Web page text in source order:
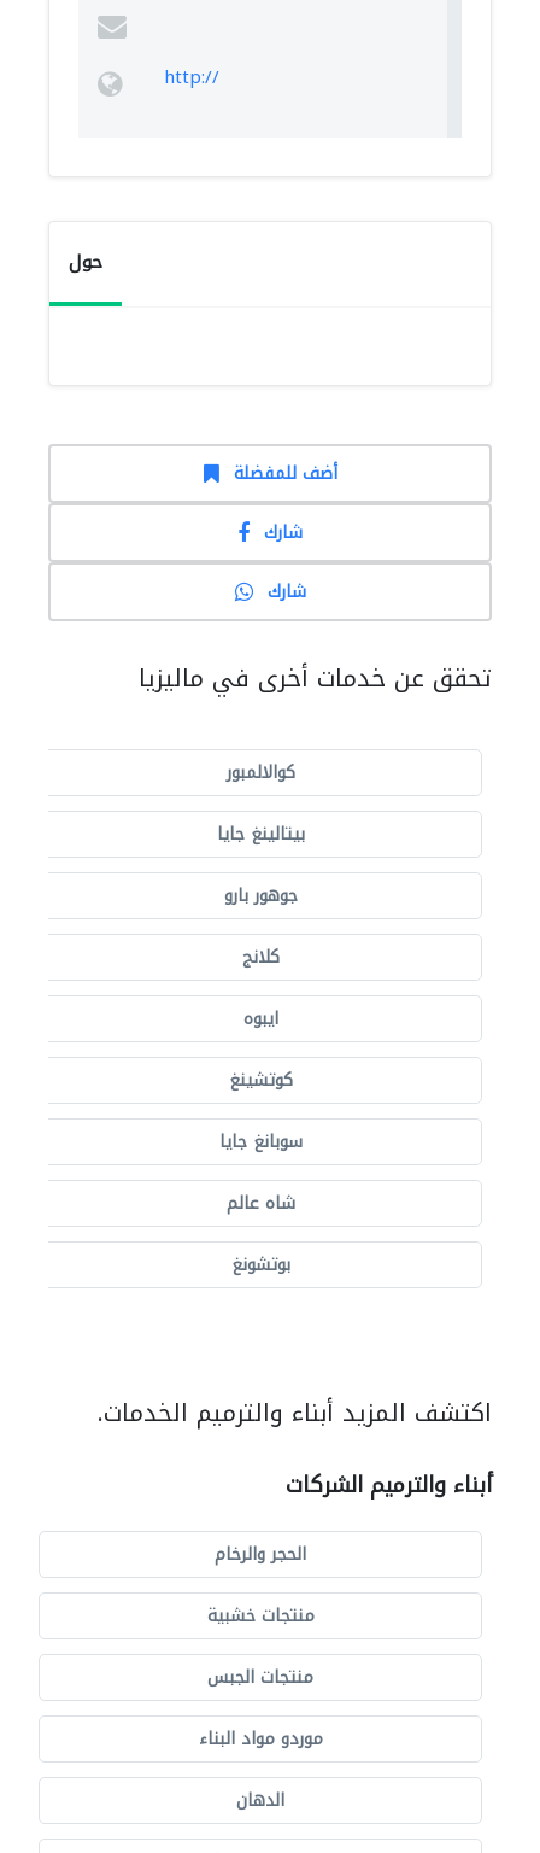
http://
حول
أضف للمفضلة
شارك
شارك
تحقق عن خدمات أخرى في ماليزيا
كوالالمبور
بيتالينغ جايا
جوهور بارو
كلانج
ايبوه
كوتشينغ
سوبانغ جايا
شاه عالم
بوتشونغ
اكتشف المزيد أبناء والترميم الخدمات.
أبناء والترميم الشركات
الحجر والرخام
منتجات خشبية
منتجات الجبس
موردو مواد البناء
الدهان